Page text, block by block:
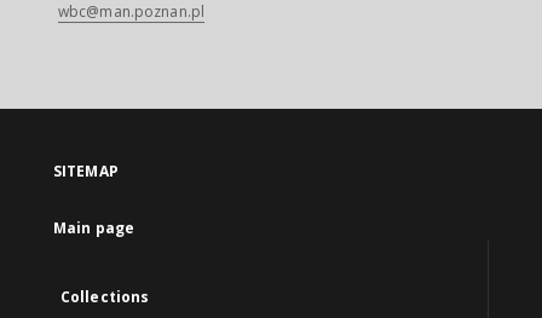
wbc@man.poznan.pl
SITEMAP
Main page
Collections